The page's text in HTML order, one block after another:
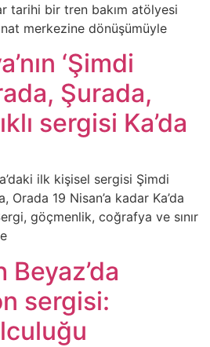
tarihi bir tren bakım atölyesi
merkezine dönüşümüyle
‘Şimdi
Şurada,
sergisi Ka’da
ilk kişisel sergisi Şimdi
Orada 19 Nisan’a kadar Ka’da
göçmenlik, coğrafya ve sınır
Beyaz’da
sergisi: